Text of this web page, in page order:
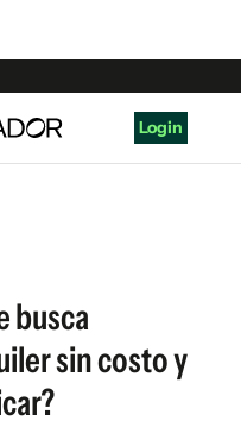
Login
busca
sin costo y